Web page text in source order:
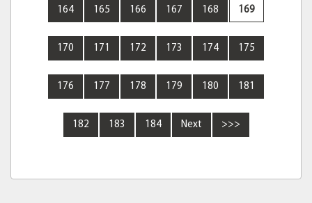
164 165 166 167 168 169
170 171 172 173 174 175
176 177 178 179 180 181
182 183 184 Next >>>